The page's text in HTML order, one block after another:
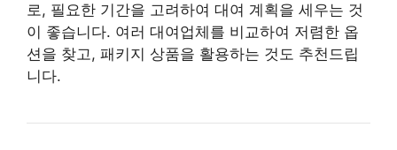
로, 필요한 기간을 고려하여 대여 계획을 세우는 것
이 좋습니다. 여러 대여업체를 비교하여 저렴한 옵
션을 찾고, 패키지 상품을 활용하는 것도 추천드립
니다.